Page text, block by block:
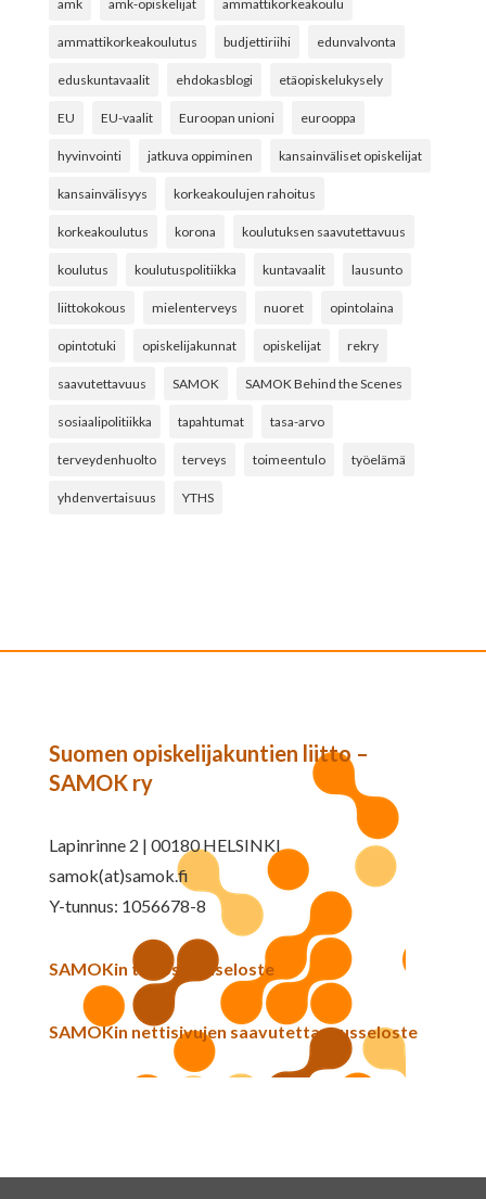
amk amk-opiskelijat ammattikorkeakoulu
ammattikorkeakoulutus budjettiriihi edunvalvonta
eduskuntavaalit ehdokasblogi etäopiskelukysely
EU EU-vaalit Euroopan unioni eurooppa
hyvinvointi jatkuva oppiminen kansainväliset opiskelijat
kansainvälisyys korkeakoulujen rahoitus
korkeakoulutus korona koulutuksen saavutettavuus
koulutus koulutuspolitiikka kuntavaalit lausunto
liittokokous mielenterveys nuoret opintolaina
opintotuki opiskelijakunnat opiskelijat rekry
saavutettavuus SAMOK SAMOK Behind the Scenes
sosiaalipolitiikka tapahtumat tasa-arvo
terveydenhuolto terveys toimeentulo työelämä
yhdenvertaisuus YTHS
Suomen opiskelijakuntien liitto –
SAMOK ry
Lapinrinne 2 | 00180 HELSINKI
samok(at)samok.fi
Y-tunnus: 1056678-8
SAMOKin tietosuojaseloste
SAMOKin nettisivujen saavutettavuusseloste